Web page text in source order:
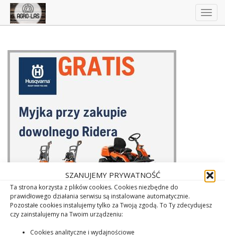
SZANUJEMY PRYWATNOŚĆ
Ta strona korzysta z plików cookies. Cookies niezbędne do
prawidłowego działania serwisu są instalowane automatycznie.
Pozostałe cookies instalujemy tylko za Twoją zgodą. To Ty zdecydujesz
czy zainstalujemy na Twoim urządzeniu:
Cookies analityczne i wydajnościowe